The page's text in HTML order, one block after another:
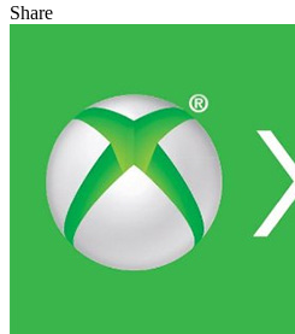
Share